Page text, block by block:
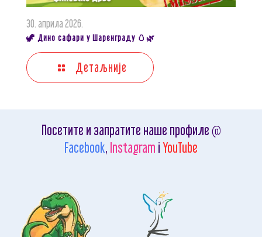
30. априла 2026.
🦖 Дино сафари у Шаренграду 🥚🌿
Детаљније
Посетите и запратите наше профиле @
Facebook, Instagram iYouTube